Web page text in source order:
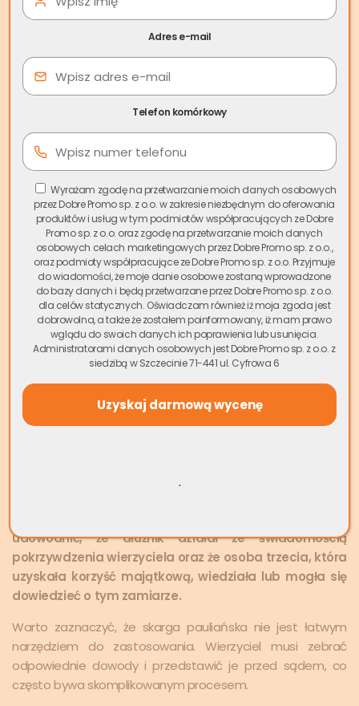
Co to jest skarga pauliańska?
Skarga pauliańska czy ktoś wygrał?Zanim skupimy się
na tytułowym pytaniu sprawdźmy czym jest skarga
pauliańska. Skargapauliańskato instytucja prawna
mająca na celu ochronę wierzycieli przed działaniami
dłużników zmierzającymi do wyzbycia się majątku. Skarga
umożliwia wierzycielowi żądanie uznania czynności prawnej
dokonanej przez dłużnika za bezskuteczną, jeśli została
ona wykonana ze świadomością pokrzywdzenia
wierzyciela.
Skarga pauliańska została wprowadzona do polskiego
systemu prawnego jako odpowiedź na próby unikania
odpowiedzialności finansowej przez dłużników. Jest to
narzędzie, które pozwala wierzycielom na walkę z
nieuczciwymi praktykami, takimi jak ukrywanie majątku
egzekucją komorniczą
Może cię zainteresować: Większościowy udział w
nieruchomości – co warto wiedzieć?
udowodnić, że dłużnik działał ze świadomością
pokrzywdzenia wierzyciela oraz że osoba trzecia, która
uzyskała korzyść majątkową, wiedziała lub mogła się
dowiedzieć o tym zamiarze.
Warto zaznaczyć, że skarga pauliańska nie jest łatwym
narzędziem do zastosowania. Wierzyciel musi zebrać
odpowiednie dowody i przedstawić je przed sądem, co
często bywa skomplikowanym procesem.
Adres e-mail
Telefon komórkowy
Wyrażam zgodę na przetwarzanie moich danych osobowych
przez Dobre Promo sp. z o.o. w zakresie niezbędnym do oferowania
produktów i usług w tym podmiotów współpracujących ze Dobre
Promo sp. z o.o. oraz zgodę na przetwarzanie moich danych
osobowych celach marketingowych przez Dobre Promo sp. z o.o.,
oraz podmioty współpracujące ze Dobre Promo sp. z o.o. Przyjmuje
do wiadomości, że moje danie osobowe zostaną wprowadzone
do bazy danych i będą przetwarzane przez Dobre Promo sp. z o.o.
dla celów statycznych. Oświadczam również iż moja zgoda jest
dobrowolna, a także że zostałem poinformowany, iż mam prawo
wglądu do swoich danych ich poprawienia lub usunięcia.
Administratorami danych osobowych jest Dobre Promo sp. z o.o. z
siedzibą w Szczecinie 71-441 ul. Cyfrowa 6
.